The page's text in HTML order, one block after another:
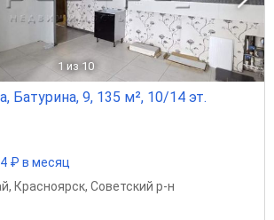
1 из 10
Батурина, 9, 135 м², 10/14 эт.
₽ в месяц
, Красноярск, Советский р-н